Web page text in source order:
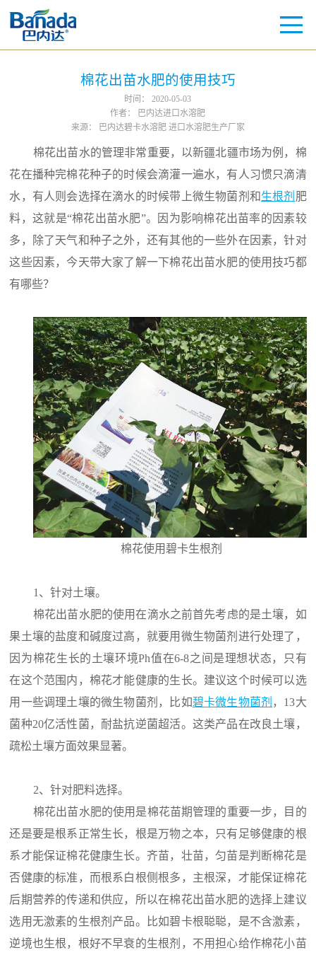
棉花出苗水肥的使用技巧
时间：
2020-05-03
作者：
巴内达进口水溶肥
来源：
巴内达碧卡水溶肥 进口水溶肥生产厂家
棉花出苗水的管理非常重要，以新疆北疆市场为例，棉
花在播种完棉花种子的时候会滴灌一遍水，有人习惯只滴清
水，有人则会选择在滴水的时候带上微生物菌剂和生根剂 肥
料，这就是“棉花出苗水肥”。因为影响棉花出苗率的因素较
多，除了天气和种子之外，还有其他的一些外在因素，针对
这些因素，今天带大家了解一下棉花出苗水肥的使用技巧都
有哪些？
棉花使用碧卡生根剂
1、针对土壤。
棉花出苗水肥的使用在滴水之前首先考虑的是土壤，如
果土壤的盐度和碱度过高，就要用微生物菌剂进行处理了，
因为棉花生长的土壤环境Ph值在6-8之间是理想状态，只有
在这个范围内，棉花才能健康的生长。建议这个时候可以选
用一些调理土壤的微生物菌剂，比如碧卡微生物菌剂 ，13大
菌种20亿活性菌，耐盐抗逆菌超活。这类产品在改良土壤，
疏松土壤方面效果显著。
2、针对肥料选择。
棉花出苗水肥的使用是棉花苗期管理的重要一步，目的
还是要是根系正常生长，根是万物之本，只有足够健康的根
系才能保证棉花健康生长。齐苗，壮苗，匀苗是判断棉花是
否健康的标准，而根系白根侧根多，主根深，才能保证棉花
后期营养的传递和供应，所以在棉花出苗水肥的选择上建议
选用无激素的生根剂产品。比如碧卡根聪聪，是不含激素，
逆境也生根，根好不早衰的生根剂，不用担心给作棉花小苗